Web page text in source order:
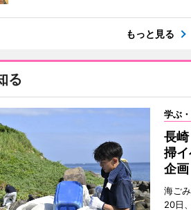
もっと見る
る
学ぶ
長
掃
企画
海ご
20日